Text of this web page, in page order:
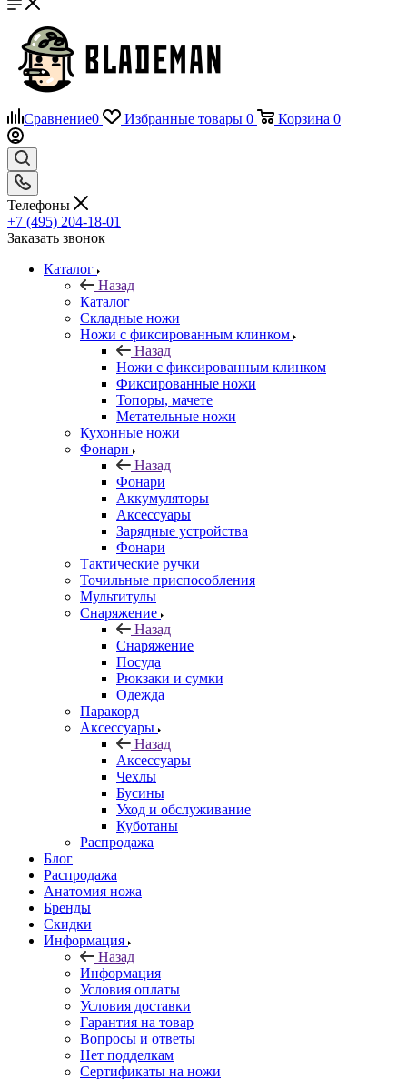
Сравнение0 Избранные товары 0 Корзина 0
Телефоны
+7 (495) 204-18-01
Заказать звонок
Каталог
Назад
Каталог
Складные ножи
Ножи с фиксированным клинком
Назад
Ножи с фиксированным клинком
Фиксированные ножи
Топоры, мачете
Метательные ножи
Кухонные ножи
Фонари
Назад
Фонари
Аккумуляторы
Аксессуары
Зарядные устройства
Фонари
Тактические ручки
Точильные приспособления
Мультитулы
Снаряжение
Назад
Снаряжение
Посуда
Рюкзаки и сумки
Одежда
Паракорд
Аксессуары
Назад
Аксессуары
Чехлы
Бусины
Уход и обслуживание
Куботаны
Распродажа
Блог
Распродажа
Анатомия ножа
Бренды
Скидки
Информация
Назад
Информация
Условия оплаты
Условия доставки
Гарантия на товар
Вопросы и ответы
Нет подделкам
Сертификаты на ножи